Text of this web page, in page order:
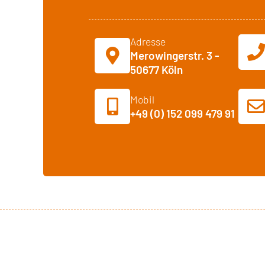
Adresse
Merowingerstr. 3 -
50677 Köln
Mobil
+49 (0) 152 099 479 91